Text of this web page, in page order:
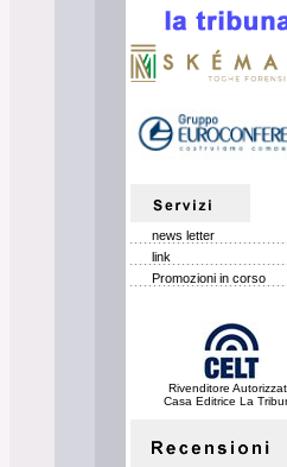
news letter
link
Promozioni in corso
Rivenditore
Casa Editrice La